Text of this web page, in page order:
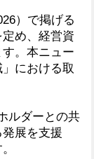
）で掲げる
め、経営資
。本ニュー
における取
ルダーとの共
展を支援